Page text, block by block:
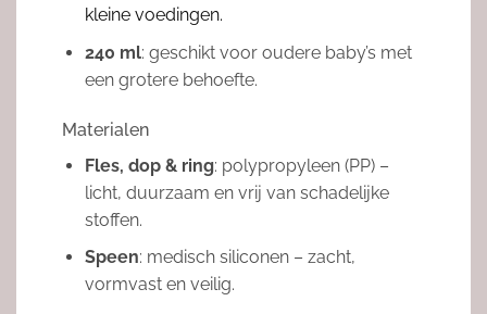
kleine voedingen.
240 ml: geschikt voor oudere baby’s met
een grotere behoefte.
Materialen
Fles, dop & ring: polypropyleen (PP) –
licht, duurzaam en vrij van schadelijke
stoffen.
Speen: medisch siliconen – zacht,
vormvast en veilig.